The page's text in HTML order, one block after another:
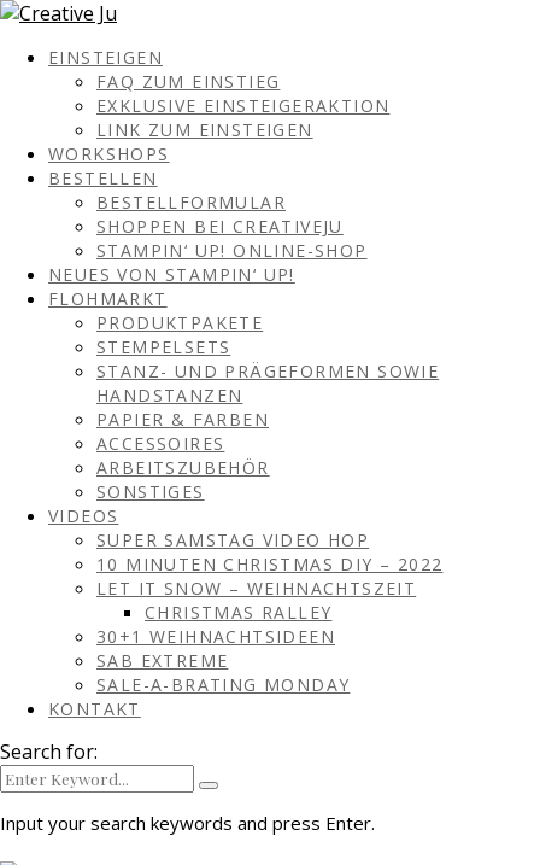
EINSTEIGEN
FAQ ZUM EINSTIEG
EXKLUSIVE EINSTEIGERAKTION
LINK ZUM EINSTEIGEN
WORKSHOPS
BESTELLEN
BESTELLFORMULAR
SHOPPEN BEI CREATIVEJU
STAMPIN‘ UP! ONLINE-SHOP
NEUES VON STAMPIN‘ UP!
FLOHMARKT
PRODUKTPAKETE
STEMPELSETS
STANZ- UND PRÄGEFORMEN SOWIE
HANDSTANZEN
PAPIER & FARBEN
ACCESSOIRES
ARBEITSZUBEHÖR
SONSTIGES
VIDEOS
SUPER SAMSTAG VIDEO HOP
10 MINUTEN CHRISTMAS DIY – 2022
LET IT SNOW – WEIHNACHTSZEIT
CHRISTMAS RALLEY
30+1 WEIHNACHTSIDEEN
SAB EXTREME
SALE-A-BRATING MONDAY
KONTAKT
Search for:
Input your search keywords and press Enter.